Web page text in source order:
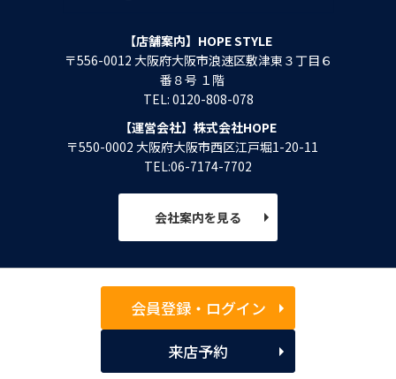
【店舗案内】HOPE STYLE
〒556-0012 大阪府大阪市浪速区敷津東３丁目６
番８号 １階
TEL: 0120-808-078
【運営会社】株式会社HOPE
〒550-0002 大阪府大阪市西区江戸堀1-20-11
TEL:06-7174-7702
会社案内を見る
会員登録・ログイン
来店予約